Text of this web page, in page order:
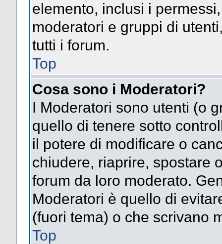
elemento, inclusi i
moderatori e gruppi di
tutti i forum.
Top
Cosa sono i Moderatori?
I Moderatori sono utenti (o
quello di tenere sotto
il potere di modificare o
chiudere, riaprire, spostare
forum da loro moderato.
Moderatori è quello di
(fuori tema) o che scrivano
Top